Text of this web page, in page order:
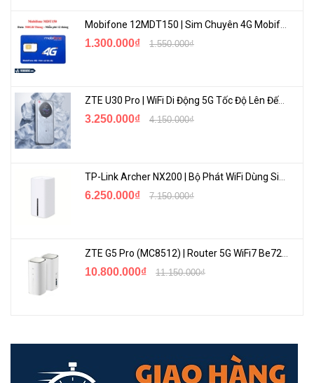
1.300.000₫ 1.550.000₫
ZTE U30 Pro | WiFi Di Động 5G Tốc Độ Lên Đến 500Mbps, Màn Hình Cảm Ứng
3.250.000₫ 4.150.000₫
6.250.000₫ 7.150.000₫
10.800.000₫ 11.150.000₫